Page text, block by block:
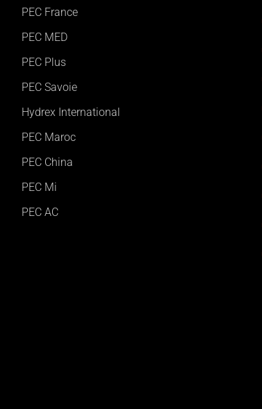
PEC France
PEC MED
PEC Plus
PEC Savoie
Hydrex International
PEC Maroc
PEC China
PEC Mi
PEC AC